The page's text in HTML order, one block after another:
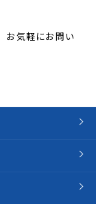
お気軽にお問い